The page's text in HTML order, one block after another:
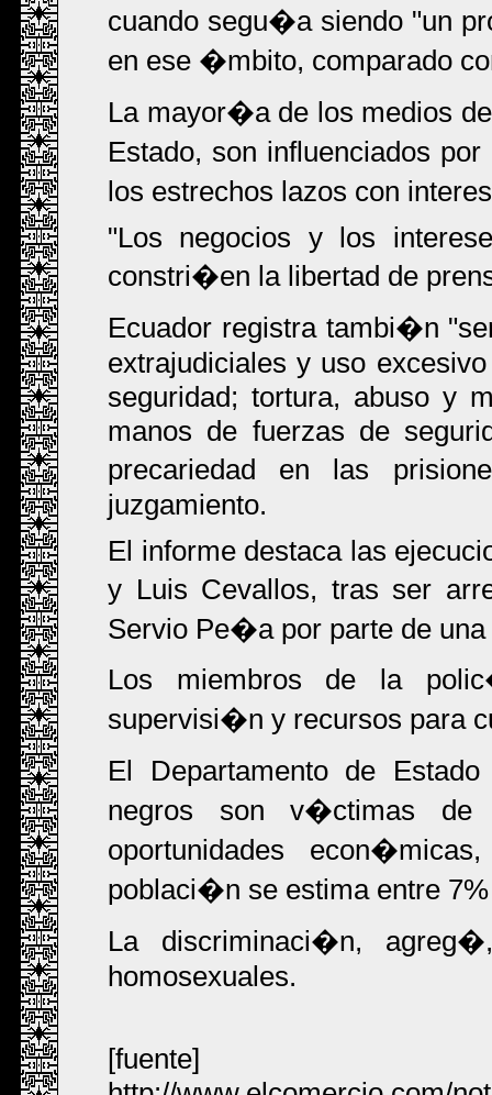
cuando segu�a siendo "un
en ese �mbito, comparado
La mayor�a de los medios
Estado, son influenciados
los estrechos lazos con
"Los negocios y los
constri�en la libertad de
Ecuador registra tambi�n
extrajudiciales y uso
seguridad; tortura, abuso y
manos de fuerzas de
precariedad en las
juzgamiento.
El informe destaca las
y Luis Cevallos, tras ser
Servio Pe�a por parte de
Los miembros de la
supervisi�n y recursos para
El Departamento de
negros son v�ctimas
oportunidades
poblaci�n se estima entre
La discriminaci�n,
homosexuales.
[fuente]